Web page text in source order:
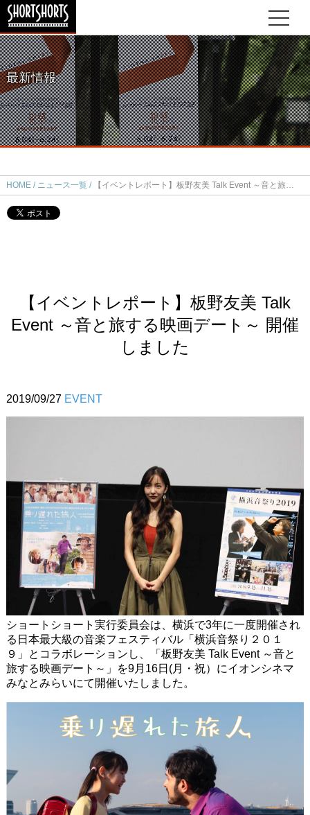
最新情報
HOME ニュース一覧 【イベントレポート】板野友美 Talk Event ～音と旅する映画デート～ 開催しました
【イベントレポート】板野友美 Talk
Event ～音と旅する映画デート～ 開催
しました
2019/09/27 EVENT
ショートショート実行委員会は、横浜で3年に一度開催され
る日本最大級の音楽フェスティバル「横浜音祭り２０１
９」とコラボレーションし、「板野友美 Talk Event ～音と
旅する映画デート～」を9月16日(月・祝）にイオンシネマ
みなとみらいにて開催いたしました。